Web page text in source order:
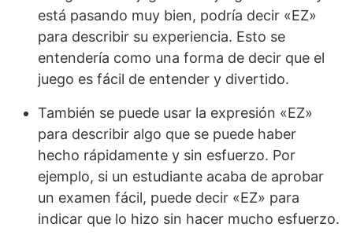
está pasando muy bien, podría decir «EZ»
para describir su experiencia. Esto se
entendería como una forma de decir que el
juego es fácil de entender y divertido.
También se puede usar la expresión «EZ»
para describir algo que se puede haber
hecho rápidamente y sin esfuerzo. Por
ejemplo, si un estudiante acaba de aprobar
un examen fácil, puede decir «EZ» para
indicar que lo hizo sin hacer mucho esfuerzo.